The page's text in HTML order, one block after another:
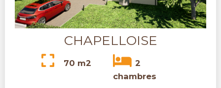
CHAPELLOISE
70 m2
2
chambres